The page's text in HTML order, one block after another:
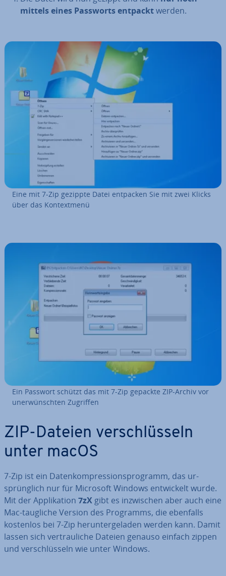
mittels eines Passworts entpacktwerden.
Eine mit 7-Zip gezippte Datei entpacken Sie mit zwei Klicks
über das Kon­text­me­nü
Ein Passwort schützt das mit 7-Zip gepackte ZIP-Archiv vor
un­er­wünsch­ten Zugriffen
ZIP-Dateien ver­schlüs­seln
unter macOS
7-Zip ist ein Da­ten­kom­pres­si­ons­pro­gramm, das ur­
sprüng­lich nur für Microsoft Windows ent­wi­ckelt wurde.
Mit der Ap­pli­ka­ti­on 7zX gibt es in­zwi­schen aber auch eine
Mac-taugliche Version des Programms, die ebenfalls
kostenlos bei 7-Zip her­un­ter­ge­la­den werden kann. Damit
lassen sich ver­trau­li­che Dateien genauso einfach zippen
und ver­schlüs­seln wie unter Windows.